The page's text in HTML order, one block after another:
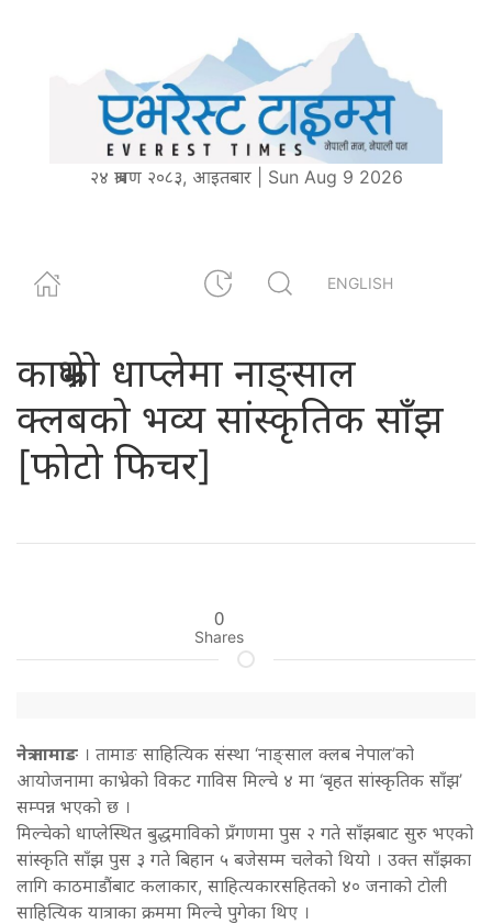
२४ श्रावण २०८३, आइतबार | Sun Aug 9 2026
ENGLISH
काभ्रेको धाप्लेमा नाङ्साल
क्लबको भव्य सांस्कृतिक साँझ
[फोटो फिचर]
0
Shares
नेत्र तामाङ । तामाङ साहित्यिक संस्था ‘नाङ्साल क्लब नेपाल’को
आयोजनामा काभ्रेको विकट गाविस मिल्चे ४ मा ‘बृहत सांस्कृतिक साँझ’
सम्पन्न भएको छ ।
मिल्चेको धाप्लेस्थित बुद्धमाविको प्रँगणमा पुस २ गते साँझबाट सुरु भएको
सांस्कृति साँझ पुस ३ गते बिहान ५ बजेसम्म चलेको थियो । उक्त साँझका
लागि काठमाडौंबाट कलाकार, साहित्यकारसहितको ४० जनाको टोली
साहित्यिक यात्राका क्रममा मिल्चे पुगेका थिए ।